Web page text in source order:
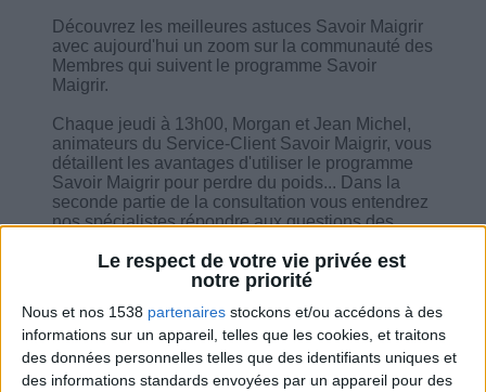
Le respect de votre vie privée est
notre priorité
Nous et nos 1538 partenaires stockons et/ou accédons à des
informations sur un appareil, telles que les cookies, et traitons
des données personnelles telles que des identifiants uniques et
des informations standards envoyées par un appareil pour des
Découvrez les meilleures astuces Savoir Maigrir
avec aujourd'hui un zoom sur la communauté des
Membres qui suivent le programme Savoir
Maigrir.
Chaque jeudi à 13h00, Morgan et Jean Michel,
animateurs du Service-Client Savoir Maigrir, vous
détaillent les avantages d'utiliser le programme
Savoir Maigrir pour perdre du poids... Dans la
seconde partie de la consultation vous entendrez
nos spécialistes répondre aux questions des
Combien de kilos souhaitez-vous perdre ?